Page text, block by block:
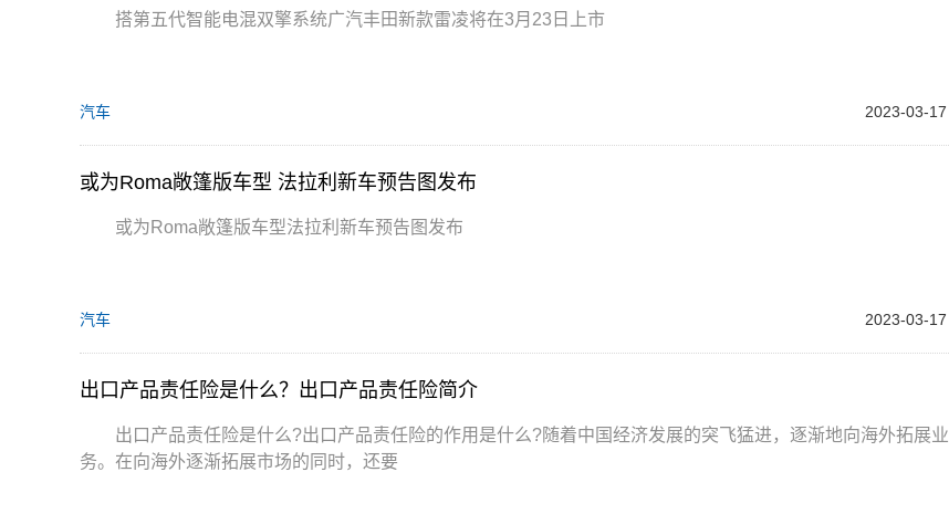
搭第五代智能电混双擎系统广汽丰田新款雷凌将在3月23日上市
汽车 2023-03-17
或为Roma敞篷版车型 法拉利新车预告图发布
或为Roma敞篷版车型法拉利新车预告图发布
汽车 2023-03-17
出口产品责任险是什么？出口产品责任险简介
出口产品责任险是什么?出口产品责任险的作用是什么?随着中国经济发展的突飞猛进，逐渐地向海外拓展业
务。在向海外逐渐拓展市场的同时，还要